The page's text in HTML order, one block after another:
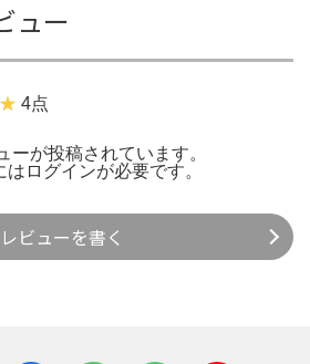
ュー
4点
ーが投稿されています。
は ログインが必要です。
レビューを書く